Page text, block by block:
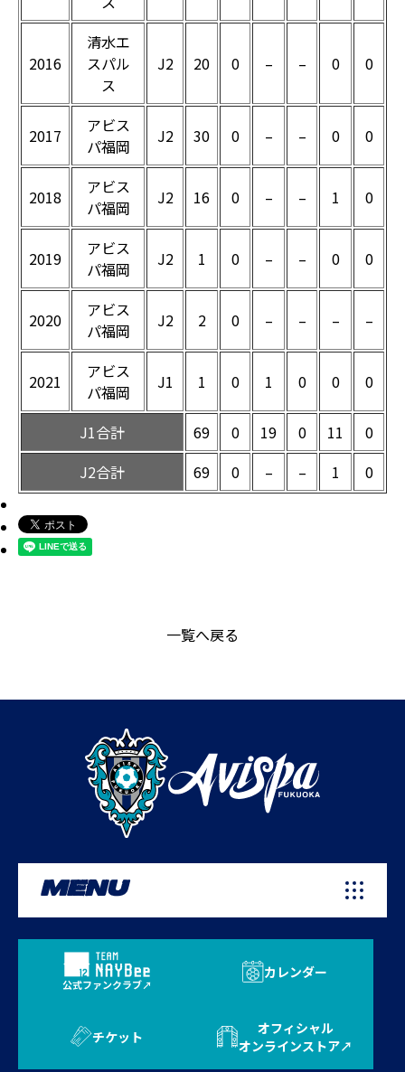
2016
清水エ
スパル
ス
J2 20 0 – – 0 0
2017
アビス
パ福岡
J2 30 0 – – 0 0
2018
アビス
パ福岡
J2 16 0 – – 1 0
2019
アビス
パ福岡
J2 1 0 – – 0 0
2020
アビス
パ福岡
J2 2 0 – – – –
2021
アビス
パ福岡
J1 1 0 1 0 0 0
J1合計 69 0 19 0 11
0
J2合計
69 0 – – 1 0
一覧へ戻る
MENU
公式ファンクラブ
カレンダー
チケット
オフィシャル
オンラインストア